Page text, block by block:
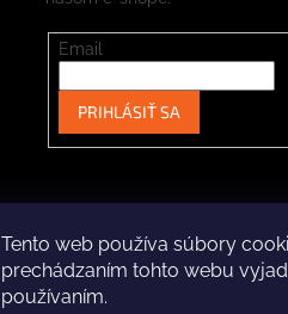
Tento web používa súbory
prechádzaním tohto webu
používaním.
Email
PRIHLÁSIŤ SA